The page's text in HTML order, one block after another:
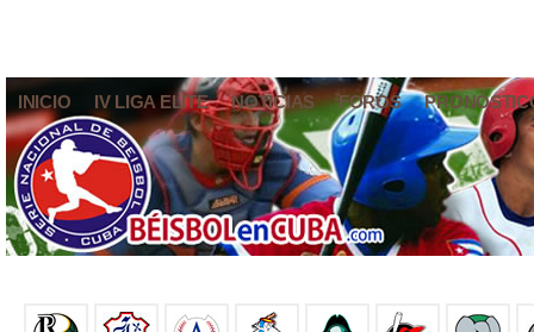
INICIO IV LIGA ELITE NOTICIAS FOROS